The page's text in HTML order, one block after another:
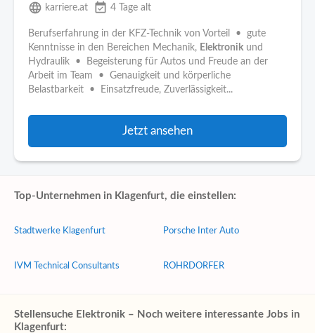
language karriere.at event_available 4 Tage alt
Berufserfahrung in der KFZ-Technik von Vorteil • gute
Kenntnisse in den Bereichen Mechanik, Elektronik und
Hydraulik • Begeisterung für Autos und Freude an der
Arbeit im Team • Genauigkeit und körperliche
Belastbarkeit • Einsatzfreude, Zuverlässigkeit...
Jetzt ansehen
Top-Unternehmen in Klagenfurt, die einstellen:
Stadtwerke Klagenfurt
IVM Technical Consultants
Porsche Inter Auto
ROHRDORFER
Stellensuche Elektronik – Noch weitere interessante Jobs in
Klagenfurt: